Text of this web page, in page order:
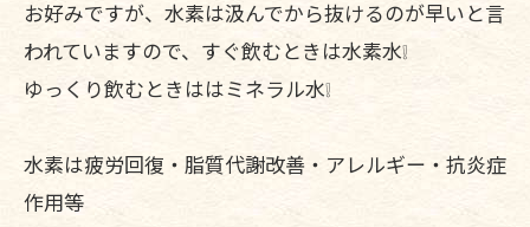
お好みですが、水素は汲んでから抜けるのが早いと言
われていますので、すぐ飲むときは水素水❕
ゆっくり飲むときははミネラル水❕
水素は疲労回復・脂質代謝改善・アレルギー・抗炎症
作用等